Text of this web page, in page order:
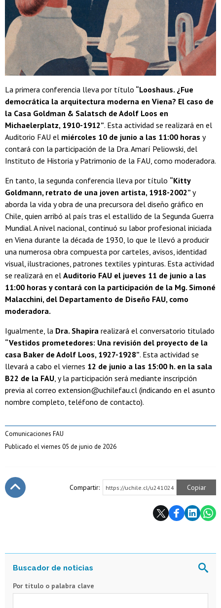
La primera conferencia lleva por título “Looshaus. ¿Fue
democrática la arquitectura moderna en Viena? El caso de
la Casa Goldman & Salatsch de Adolf Loos en
Michaelerplatz, 1910-1912”. Esta actividad se realizará en el
Auditorio FAU el miércoles 10 de junio a las 11:00 horas y
contará con la participación de la Dra. Amarí Peliowski, del
Instituto de Historia y Patrimonio de la FAU, como moderadora.
En tanto, la segunda conferencia lleva por título “Kitty
Goldmann, retrato de una joven artista, 1918-2002” y
aborda la vida y obra de una precursora del diseño gráfico en
Chile, quien arribó al país tras el estallido de la Segunda Guerra
Mundial. A nivel nacional, continuó su labor profesional iniciada
en Viena durante la década de 1930, lo que le llevó a producir
una numerosa obra compuesta por carteles, avisos, identidad
visual, ilustraciones, patrones textiles y pinturas. Esta actividad
se realizará en el Auditorio FAU el jueves 11 de junio a las
11:00 horas y contará con la participación de la Mg. Simoné
Malacchini, del Departamento de Diseño FAU, como
moderadora.
Igualmente, la Dra. Shapira realizará el conversatorio titulado
“Vestidos prometedores: Una revisión del proyecto de la
casa Baker de Adolf Loos, 1927-1928”. Esta actividad se
llevará a cabo el viernes 12 de junio a las 15:00 h. en la sala
B22 de la FAU, y la participación será mediante inscripción
previa al correo extension@uchilefau.cl (indicando en el asunto
nombre completo, teléfono de contacto).
Comunicaciones FAU
Publicado el viernes 05 de junio de 2026
Compartir: https://uchile.cl/u241024 Copiar
Por título o palabra clave